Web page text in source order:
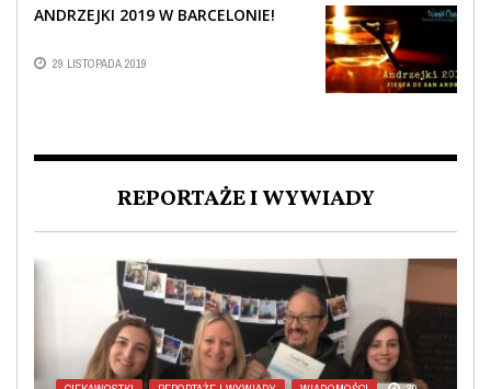
ANDRZEJKI 2019 W BARCELONIE!
29 LISTOPADA 2019
REPORTAŻE I WYWIADY